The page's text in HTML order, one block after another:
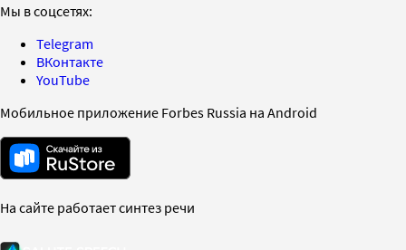
Мы в соцсетях:
Telegram
ВКонтакте
YouTube
Мобильное приложение Forbes Russia на Android
На сайте работает синтез речи